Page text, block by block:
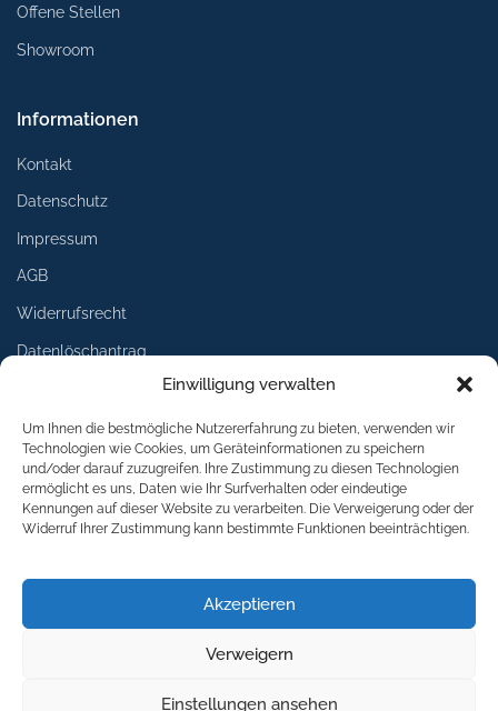
Einwilligung verwalten
Um Ihnen die bestmögliche Nutzererfahrung zu bieten, verwenden wir
Technologien wie Cookies, um Geräteinformationen zu speichern
und/oder darauf zuzugreifen. Ihre Zustimmung zu diesen Technologien
ermöglicht es uns, Daten wie Ihr Surfverhalten oder eindeutige
Kennungen auf dieser Website zu verarbeiten. Die Verweigerung oder der
Widerruf Ihrer Zustimmung kann bestimmte Funktionen beeinträchtigen.
Akzeptieren
Verweigern
Einstellungen ansehen
Offene Stellen
Showroom
Informationen
Kontakt
Datenschutz
Impressum
AGB
Widerrufsrecht
Datenlöschantrag
Services
Lieferung
Umtausch
Rückgabe
Logoservice